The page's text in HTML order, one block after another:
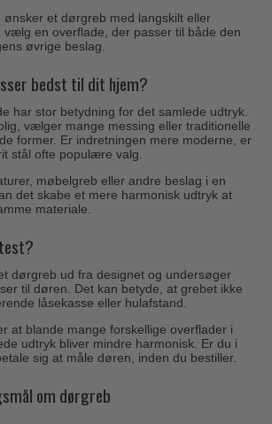
ønsker et dørgreb med langskilt eller
vælg en overflade, der passer til både den
øvrige beslag.
bedst til dit hjem?
har stor betydning for det samlede udtryk.
vælger mange messing eller traditionelle
former. Er indretningen mere moderne, er
stål ofte populære valg.
møbelgreb eller andre beslag i en
det skabe et mere harmonisk udtryk at
materiale.
dørgreb ud fra designet og undersøger
til døren. Det kan betyde, at grebet ikke
låsekasse eller hulafstand.
at blande mange forskellige overflader i
udtryk bliver mindre harmonisk. Er du i
sig at måle døren, inden du bestiller.
om dørgreb